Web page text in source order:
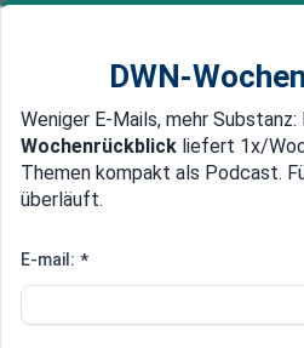
Newsticker MEIN DWN:
Edelmetalle DWN-
„Ich fühlte mich
DWN-
Weniger E-Mails, mehr Substanz:
Wochenrückblick liefert 1x/
Themen kompakt als Podcast.
überläuft.
E-mail: *